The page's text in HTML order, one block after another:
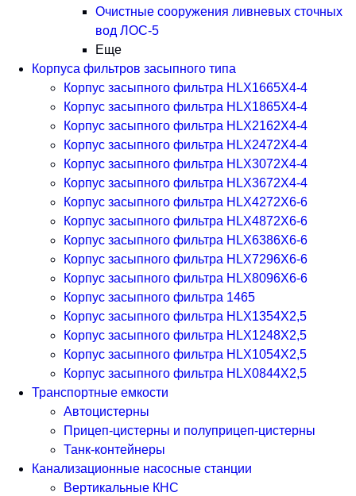
Очистные сооружения ливневых сточных
вод ЛОС-5
Еще
Корпуса фильтров засыпного типа
Корпус засыпного фильтра HLX1665X4-4
Корпус засыпного фильтра HLX1865X4-4
Корпус засыпного фильтра HLX2162X4-4
Корпус засыпного фильтра HLX2472X4-4
Корпус засыпного фильтра HLX3072X4-4
Корпус засыпного фильтра HLX3672X4-4
Корпус засыпного фильтра HLX4272X6-6
Корпус засыпного фильтра HLX4872X6-6
Корпус засыпного фильтра HLX6386X6-6
Корпус засыпного фильтра HLX7296X6-6
Корпус засыпного фильтра HLX8096X6-6
Корпус засыпного фильтра 1465
Корпус засыпного фильтра HLX1354X2,5
Корпус засыпного фильтра HLX1248X2,5
Корпус засыпного фильтра HLX1054X2,5
Корпус засыпного фильтра HLX0844X2,5
Транспортные емкости
Автоцистерны
Прицеп-цистерны и полуприцеп-цистерны
Танк-контейнеры
Канализационные насосные станции
Вертикальные КНС